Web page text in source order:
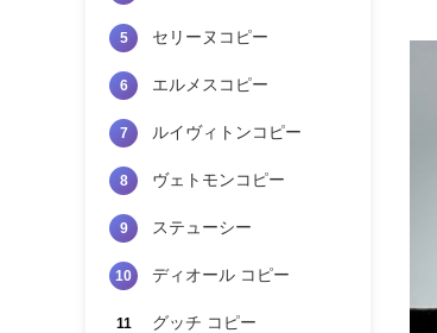
5 セリーヌコピー
6 エルメスコピー
7 ルイヴィトンコピー
8 ヴェトモンコピー
9 ステューシー
10 ディオール コピー
11 グッチ コピー